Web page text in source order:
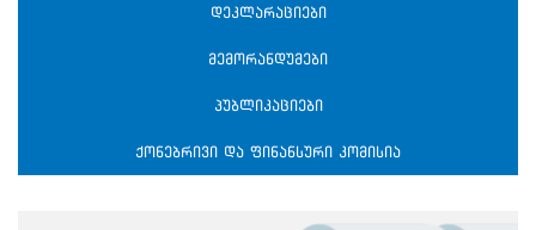
დეკლარაციები
მემორანდუმები
პუბლიკაციები
ქონებრივი და ფინანსური კომისია